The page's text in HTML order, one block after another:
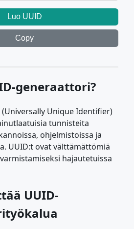
Luo UUID
Copy
generaattori?
Unique Identifier)
tunnisteita
ohjelmistoissa ja
UUID:t ovat välttämättömiä
hajautetuissa
UUID-